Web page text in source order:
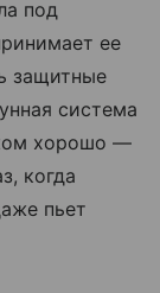
под
ее
защитные
система
хорошо —
когда
пьет